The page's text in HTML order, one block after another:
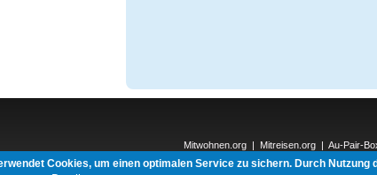
Mitwohnen.org
Mitreisen.org Au-Pair-
Interconnections-Verlag.de|Natur-und-
Cookies, um einen optimalen Service zu sichern. Durch Nutzung